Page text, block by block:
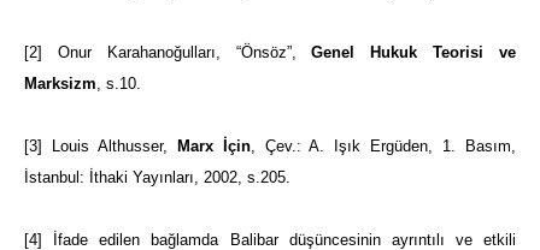
[2] Onur Karahanoğulları, “Önsöz”,Genel Hukuk Teorisi ve
Marksizm , s.10.
[3] Louis Althusser, Marx İçin, Çev.: A. Işık Ergüden, 1. Basım,
İstanbul: İthaki Yayınları, 2002, s.205.
[4]
İfade edilen bağlamda Balibar düşüncesinin ayrıntılı ve etkili